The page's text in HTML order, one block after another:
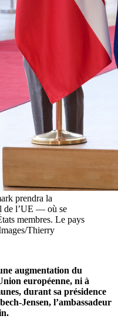
prendra la
de l’UE — où se
membres. Le pays
Thierry
augmentation du
européenne, ni à
durant sa présidence
Jensen, l’ambassadeur